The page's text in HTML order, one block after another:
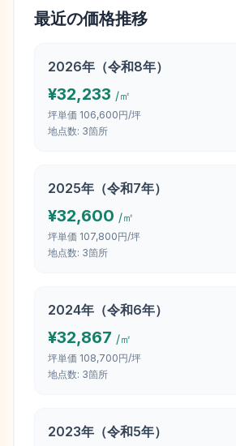
最近の価格推移
2026年（令和8年）
¥32,233 /㎡
坪単価 106,600円/坪
地点数: 3箇所
2025年（令和7年）
¥32,600 /㎡
坪単価 107,800円/坪
地点数: 3箇所
2024年（令和6年）
¥32,867 /㎡
坪単価 108,700円/坪
地点数: 3箇所
2023年（令和5年）